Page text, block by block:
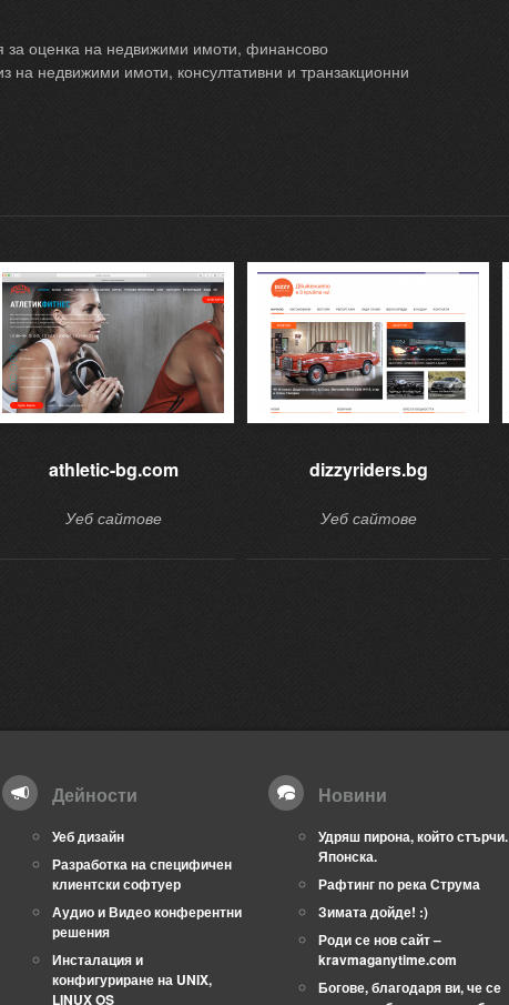
за оценка на недвижими имоти, финансово
на недвижими имоти, консултативни и транзакционни
athletic-bg.com
Уеб сайтове
dizzyriders.bg
Уеб сайтове
Дейности
Уеб дизайн
Разработка на специфичен
клиентски софтуер
Аудио и Видео конферентни
решения
Инсталация и
конфигуриране на UNIX,
LINUX OS
Новини
Удряш пирона, който стърчи.
Японска.
Рафтинг по река Струма
Зимата дойде! :)
Роди се нов сайт –
kravmaganytime.com
Богове, благодаря ви, че се